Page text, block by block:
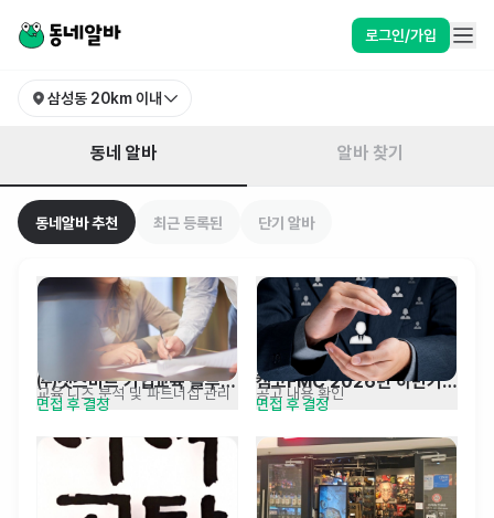
로그인/가입
삼성동 20km 이내
동네 알바 알바 찾기
동네알바 추천 최근 등록된 단기 알바
㈜겟스마트 기업교육 솔루션
영업 전문가 채용 공고
교육 니즈 분석 및 파트너십 관리
면접 후 결정
캠코FMC 2026년 하반기
일반직 및 현장직 채용
공고 내용 확인
면접 후 결정